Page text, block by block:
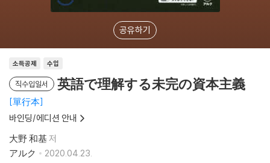
공유하기
소득공제 수입
직수입일서 英語で理解する未完の資本主義
單行本
바인딩/에디션 안내
大野 和基 저
アルク
2020.04.23.